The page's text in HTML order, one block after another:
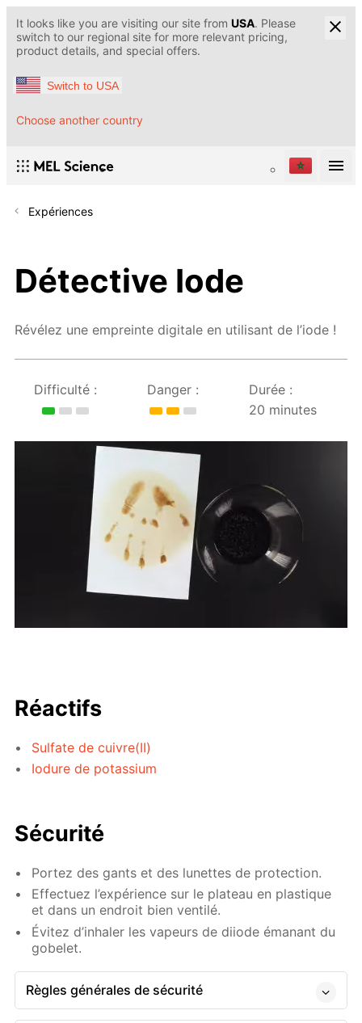
It looks like you are visiting our site from USA. Please
switch to our regional site for more relevant pricing,
product details, and special offers.
Switch to USA
Choose another country
Expériences
Détective Iode
Révélez une empreinte digitale en utilisant de l’iode !
Difficulté : Danger :
Durée :
20 minutes
Réactifs
Sulfate de cuivre(II)
Iodure de potassium
Sécurité
Portez des gants et des lunettes de protection.
Effectuez l’expérience sur le plateau en plastique
et dans un endroit bien ventilé.
Évitez d’inhaler les vapeurs de diiode émanant du
gobelet.
Règles générales de sécurité